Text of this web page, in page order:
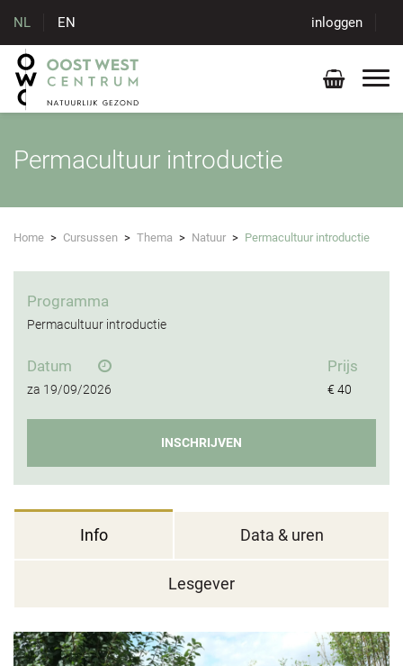
NL EN inloggen
Permacultuur introductie
Home > Cursussen > Thema > Natuur > Permacultuur introductie
Programma
Permacultuur introductie
Datum
za 19/09/2026
Prijs
€ 40
INSCHRIJVEN
Info Data & uren
Lesgever